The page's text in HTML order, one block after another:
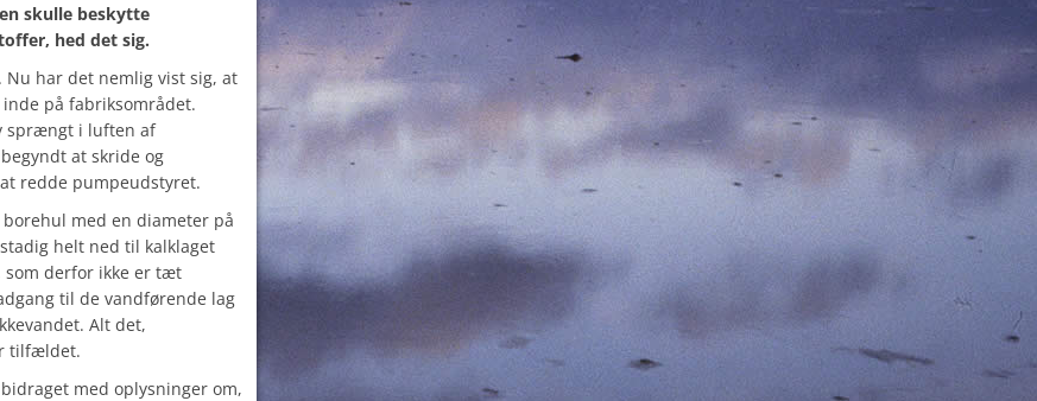
skulle beskytte
hed det sig.
har det nemlig vist sig, at
på fabriksområdet.
sprængt i luften af
at skride og
redde pumpeudstyret.
med en diameter på
helt ned til kalklaget
som derfor ikke er tæt
til de vandførende lag
Alt det,
tilfældet.
med oplysninger om,